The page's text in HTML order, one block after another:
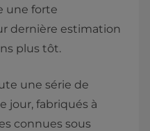
une forte
dernière estimation
plus tôt.
une série de
jour, fabriqués à
connues sous